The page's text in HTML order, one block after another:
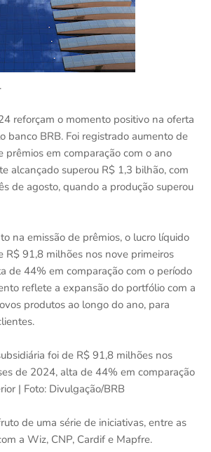
reforçam o momento positivo na oferta
banco BRB. Foi registrado aumento de
prêmios em comparação com o ano
alcançado superou R$ 1,3 bilhão, com
de agosto, quando a produção superou
na emissão de prêmios, o lucro líquido
R$ 91,8 milhões nos nove primeiros
de 44% em comparação com o período
reflete a expansão do portfólio com a
produtos ao longo do ano, para
foi de R$ 91,8 milhões nos
de 2024, alta de 44% em comparação
| Foto: Divulgação/BRB
de uma série de iniciativas, entre as
a Wiz, CNP, Cardif e Mapfre.